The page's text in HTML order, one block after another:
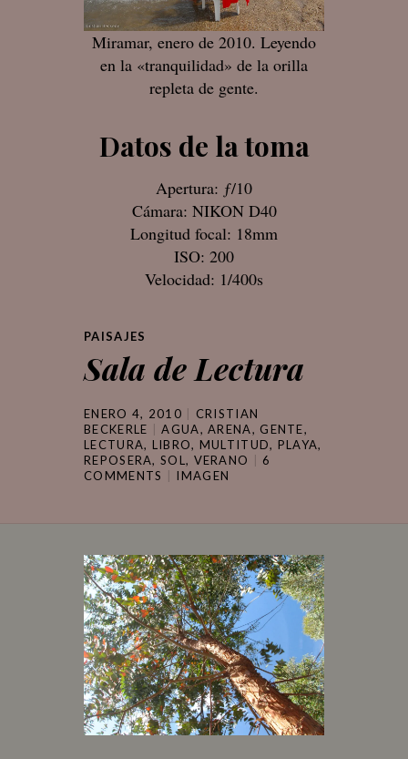
Miramar, enero de 2010. Leyendo
en la «tranquilidad» de la orilla
repleta de gente.
Datos de la toma
Apertura: ƒ/10
Cámara: NIKON D40
Longitud focal: 18mm
ISO: 200
Velocidad: 1/400s
PAISAJES
Sala de Lectura
ENERO 4, 2010
CRISTIAN
BECKERLE
AGUA,ARENA, GENTE,
LECTURA, LIBRO, MULTITUD, PLAYA,
REPOSERA,SOL , VERANO
6
COMMENTS
IMAGEN